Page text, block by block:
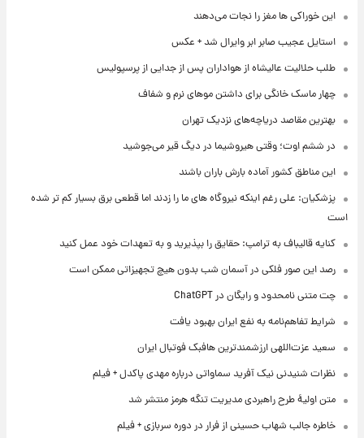
این خوراکی ها مغز را نجات می‌دهند
استایل عجیب صابر ابر وایرال شد + عکس
طلب حلالیت عالیشاه از هواداران پس از جدایی از پرسپولیس
چهار ماسک خانگی برای داشتن موهای نرم و شفاف
بهترین مقاصد دریاچه‌های نزدیک تهران
در ششم اوت؛ وقتی هیروشیما در دیگ قیر می‌جوشید
این مناطق کشور آماده بارش باران باشند
پزشکیان: علی رغم اینکه نیروگاه های ما را زدند اما قطعی برق بسیار کم تر شده
است
کنایه قالیباف به ترامپ: حقایق را بپذیرید و به تعهدات خود عمل کنید
رصد این صور فلکی در آسمان شب بدون هیچ تجهیزاتی ممکن است
چت متنی نامحدود و رایگان در ChatGPT
شرایط تفاهم‌نامه به نفع ایران بهبود یافت
سعید عزت‌اللهی ارزشمندترین هافبک فوتبال ایران
نظرات شنیدنی نیک آفرید سماواتی درباره مهدی پاکدل + فیلم
متن اولیۀ طرح راهبردی مدیریت تنگه هرمز منتشر شد
خاطره جالب شهاب حسینی از فرار در دوره سربازی + فیلم